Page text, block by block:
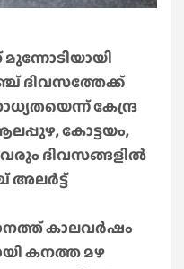
ദിവസത്തേക്ക്
കേന്ദ്ര
കോട്ടയം,
ദിവസങ്ങളിൽ
അലർട്ട്
കാലവർഷം
കനത്ത മഴ